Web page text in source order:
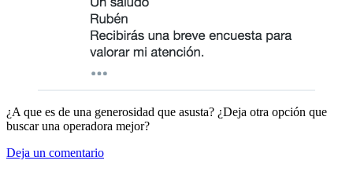
¿A que es de una generosidad que asusta? ¿Deja otra opción que
buscar una operadora mejor?
Deja un comentario